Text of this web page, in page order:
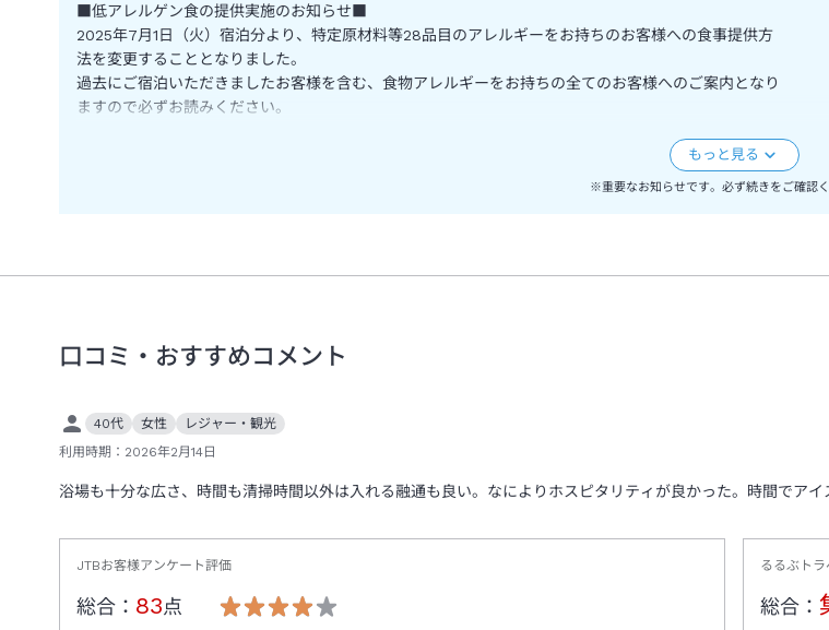
■低アレルゲン食の提供実施のお知らせ■
2025年7月1日（火）宿泊分より、特定原材料等28品目のアレルギーをお持ちのお客様への食事提供方
法を変更することとなりました。
過去にご宿泊いただきましたお客様を含む、食物アレルギーをお持ちの全てのお客様へのご案内となり
ますので必ずお読みください。
※バイキングの場合は「低アレルゲンメニュー」のご提供ではなく、特定原材料8品目の表示をしております。
※重要なお知らせです。必ず続きをご確認く
口コミ・おすすめコメント
40代 女性
レジャー・観光
利用時期： 2026年2月14日
浴場も十分な広さ、時間も清掃時間以外は入れる融通も良い。なによりホスピタリティが良かった。時間でア
JTBお客様アンケート評価
総合： 83点
るるぶト
総合：